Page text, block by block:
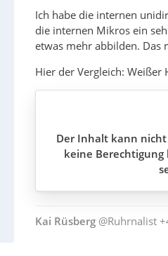
Ich habe die internen
die internen Mikros ein
etwas mehr abbilden. Das
Hier der Vergleich:
Der Inhalt kann nicht
keine
Kai Rüsberg @Ruhrnalist